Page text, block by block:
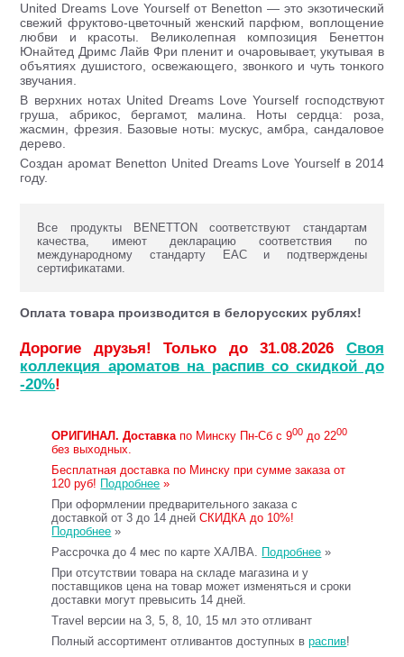
United Dreams Love Yourself от Benetton — это экзотический
свежий фруктово-цветочный женский парфюм, воплощение
любви и красоты. Великолепная композиция Бенеттон
Юнайтед Дримс Лайв Фри пленит и очаровывает, укутывая в
объятиях душистого, освежающего, звонкого и чуть тонкого
звучания.
В верхних нотах United Dreams Love Yourself господствуют
груша, абрикос, бергамот, малина. Ноты сердца: роза,
жасмин, фрезия. Базовые ноты: мускус, амбра, сандаловое
дерево.
Создан аромат Benetton United Dreams Love Yourself в 2014
году.
Все продукты BENETTON соответствуют стандартам
качества, имеют декларацию соответствия по
международному стандарту ЕАС и подтверждены
сертификатами.
Оплата товара производится в белорусских рублях!
Дорогие друзья! Только до 31.08.2026 Своя
коллекция ароматов на распив со скидкой до
-20%!
ОРИГИНАЛ. Доставкапо Минску Пн-Сб с 900 до 2200
без выходных.
Бесплатная доставка по Минску при сумме заказа от
120 руб! Подробнее »
При оформлении предварительного заказа с
доставкой от 3 до 14 днейСКИДКА до 10%!
Подробнее »
Рассрочка до 4 мес по карте ХАЛВА. Подробнее »
При отсутствии товара на складе магазина и у
поставщиков цена на товар может изменяться и сроки
доставки могут превысить 14 дней.
Travel версии на 3, 5, 8, 10, 15 мл это отливант
Полный ассортимент отливантов доступных враспив!